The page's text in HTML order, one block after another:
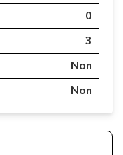
0
3
Non
Non